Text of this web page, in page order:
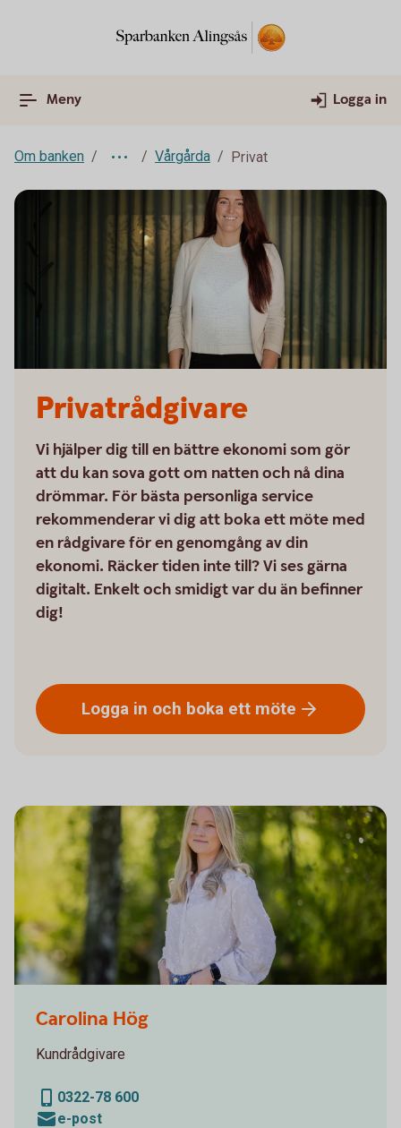
Meny Logga in
Om banken Vårgårda Privat
Privatrådgivare
Vi hjälper dig till en bättre ekonomi som gör
att du kan sova gott om natten och nå dina
drömmar. För bästa personliga service
rekommenderar vi dig att boka ett möte med
en rådgivare för en genomgång av din
ekonomi. Räcker tiden inte till? Vi ses gärna
digitalt. Enkelt och smidigt var du än befinner
dig!
Logga in och boka ett möte
Carolina Hög
Kundrådgivare
0322-78 600
e-post